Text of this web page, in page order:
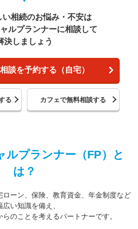
い相続のお悩み・不安は
ルプランナーに相談して
決しましょう
談を予約する（自宅）
る カフェで無料相談する
ルプランナー（FP）と
は？
ーン、保険、教育資金、年金制度など
広い知識を備え、
のことを考えるパートナーです。